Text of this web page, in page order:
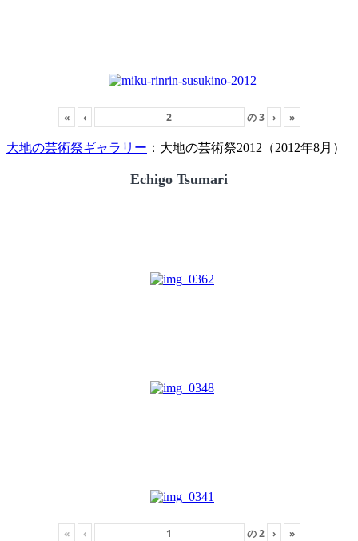
« ‹ の3 › »
大地の芸術祭ギャラリー ：大地の芸術祭2012（2012年8月）
Echigo Tsumari
« ‹ の2 › »